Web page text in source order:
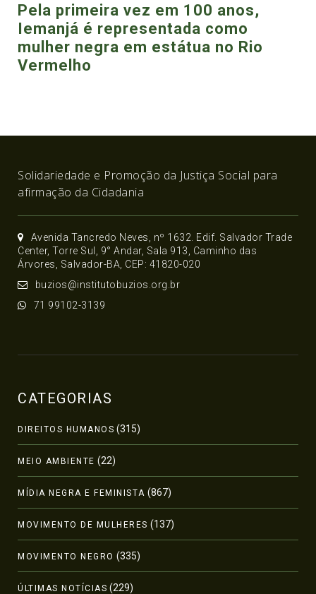
Pela primeira vez em 100 anos,
Iemanjá é representada como
mulher negra em estátua no Rio
Vermelho
Solidariedade e Promoção da Justiça Social para
afirmação da Cidadania
Avenida Tancredo Neves, nº 1632. Edif. Salvador Trade
Center, Torre Sul, 9° Andar, Sala 913, Caminho das
Árvores, Salvador-BA, CEP: 41820-020
buzios@institutobuzios.org.br
71 99102-3139
CATEGORIAS
DIREITOS HUMANOS (315)
MEIO AMBIENTE (22)
MÍDIA NEGRA E FEMINISTA (867)
MOVIMENTO DE MULHERES (137)
MOVIMENTO NEGRO (335)
ÚLTIMAS NOTÍCIAS (229)